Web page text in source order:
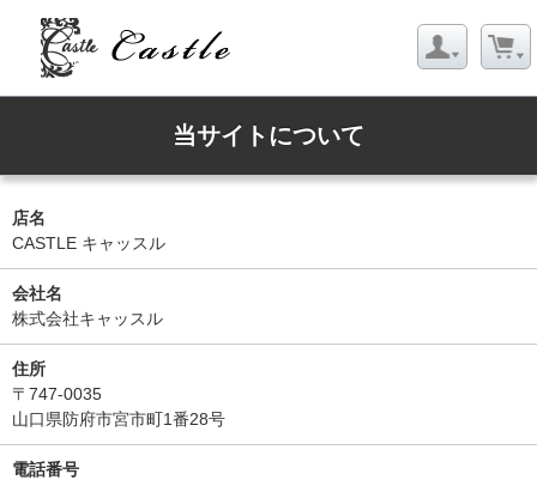
当サイトについて
店名
CASTLE キャッスル
会社名
株式会社キャッスル
住所
〒747-0035
山口県防府市宮市町1番28号
電話番号